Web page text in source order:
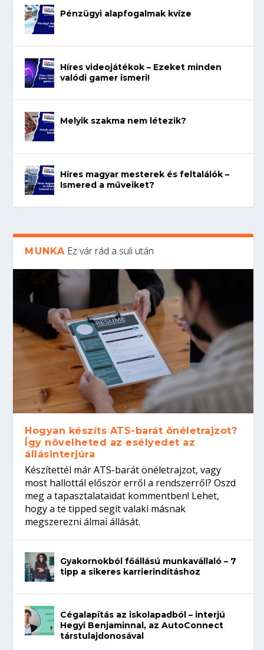
Pénzügyi alapfogalmak kvíze
Híres videojátékok – Ezeket minden
valódi gamer ismeri!
Melyik szakma nem létezik?
Híres magyar mesterek és feltalálók –
Ismered a műveiket?
MUNKA Ez vár rád a suli után
Hogyan készíts ATS-barát önéletrajzot?
Így növelheted az esélyedet az
állásinterjúra
Készítettél már ATS-barát önéletrajzot, vagy
most hallottál először erről a rendszerről? Oszd
meg a tapasztalataidat kommentben! Lehet,
hogy a te tipped segít valaki másnak
megszerezni álmai állását.
Gyakornokból főállású munkavállaló – 7
tipp a sikeres karrierindításhoz
Cégalapítás az iskolapadból – interjú
Hegyi Benjaminnal, az AutoConnect
társtulajdonosával